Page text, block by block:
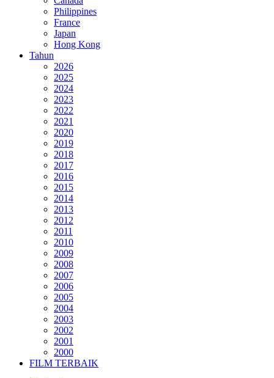
Philippines
France
Japan
Hong Kong
Tahun
2026
2025
2024
2023
2022
2021
2020
2019
2018
2017
2016
2015
2014
2013
2012
2011
2010
2009
2008
2007
2006
2005
2004
2003
2002
2001
2000
FILM TERBAIK